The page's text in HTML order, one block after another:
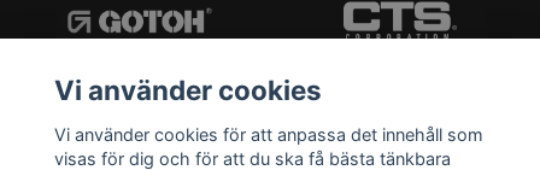
Vi använder cookies
Vi använder cookies för att anpassa det innehåll som
visas för dig och för att du ska få bästa tänkbara